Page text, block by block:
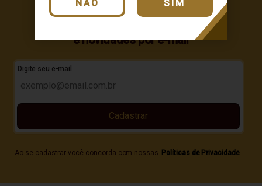
NÃO SIM
e novidades por e-mail
Digite seu e-mail
Ao se cadastrar você concorda com nossas Políticas de Privacidade
Cadastrar